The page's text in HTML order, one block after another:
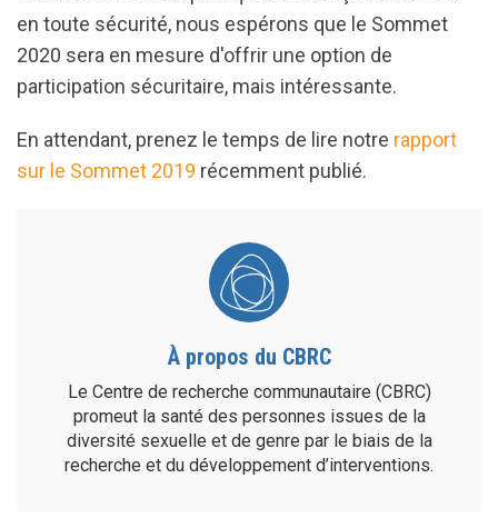
en toute sécurité, nous espérons que le Sommet
2020 sera en mesure d'offrir une option de
participation sécuritaire, mais intéressante.
En attendant, prenez le temps de lire notre rapport
sur le Sommet 2019 récemment publié.
À propos du CBRC
Le Centre de recherche communautaire (CBRC)
promeut la santé des personnes issues de la
diversité sexuelle et de genre par le biais de la
recherche et du développement d’interventions.